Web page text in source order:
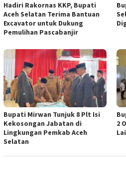
Hadiri Rakornas KKP, Bupati
Aceh Selatan Terima Bantuan
Excavator untuk Dukung
Pemulihan Pascabanjir
Bupati Mirwan Tunjuk 8 Plt Isi
Kekosongan Jabatan di
Lingkungan Pemkab Aceh
Selatan
2